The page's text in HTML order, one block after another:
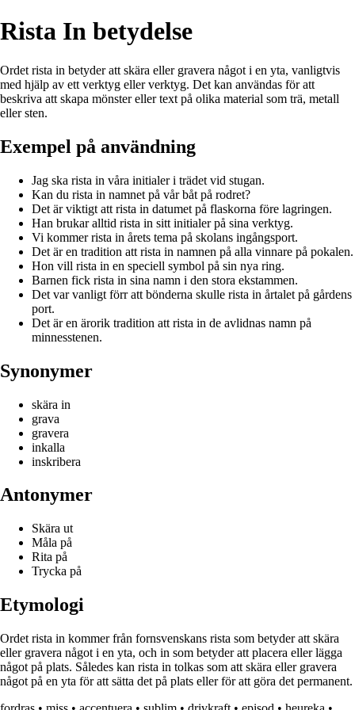
Rista In betydelse
Ordet rista in betyder att skära eller gravera något i en yta, vanligtvis
med hjälp av ett verktyg eller verktyg. Det kan användas för att
beskriva att skapa mönster eller text på olika material som trä, metall
eller sten.
Exempel på användning
Jag ska rista in våra initialer i trädet vid stugan.
Kan du rista in namnet på vår båt på rodret?
Det är viktigt att rista in datumet på flaskorna före lagringen.
Han brukar alltid rista in sitt initialer på sina verktyg.
Vi kommer rista in årets tema på skolans ingångsport.
Det är en tradition att rista in namnen på alla vinnare på pokalen.
Hon vill rista in en speciell symbol på sin nya ring.
Barnen fick rista in sina namn i den stora ekstammen.
Det var vanligt förr att bönderna skulle rista in årtalet på gårdens
port.
Det är en ärorik tradition att rista in de avlidnas namn på
minnesstenen.
Synonymer
skära in
grava
gravera
inkalla
inskribera
Antonymer
Skära ut
Måla på
Rita på
Trycka på
Etymologi
Ordet rista in kommer från fornsvenskans rista som betyder att skära
eller gravera något i en yta, och in som betyder att placera eller lägga
något på plats. Således kan rista in tolkas som att skära eller gravera
något på en yta för att sätta det på plats eller för att göra det permanent.